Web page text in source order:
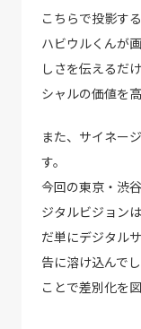
こちらで投影す
ハビウルくんが
しさを伝えるだ
シャルの価値を
また、サイネー
す。
今回の東京・渋
ジタルビジョン
だ単にデジタル
告に溶け込んで
ことで差別化を